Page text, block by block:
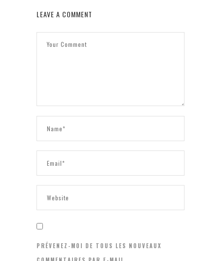
LEAVE A COMMENT
PRÉVENEZ-MOI DE TOUS LES NOUVEAUX